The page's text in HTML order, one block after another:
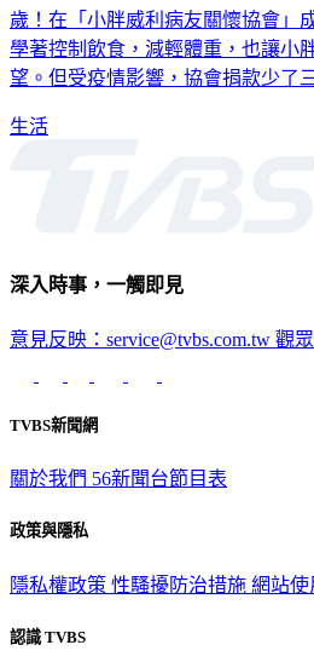
歲！在「小胖威利病友關懷協會」
學著控制飲食，減輕體重，也讓小
望。但受疫情影響，協會捐款少了
生活
深入時事，一觸即見
意見反映：service@tvbs.com.tw 觀
TVBS新聞網
關於我們 56新聞台節目表
政策與隱私
隱私權政策 性騷擾防治措施 網站使
認識 TVBS